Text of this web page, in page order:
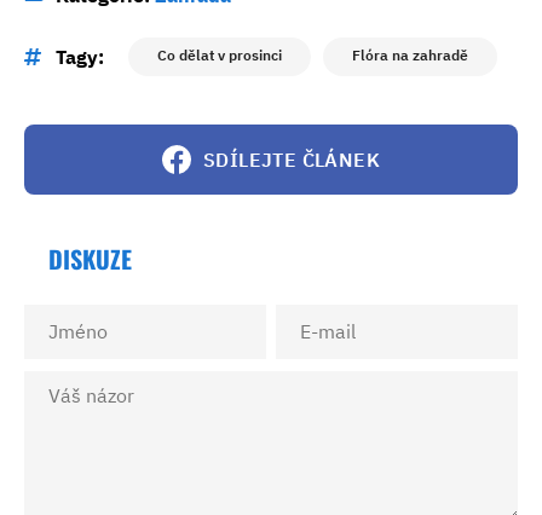
Tagy: Co dělat v prosinci Flóra na zahradě
SDÍLEJTE ČLÁNEK
DISKUZE